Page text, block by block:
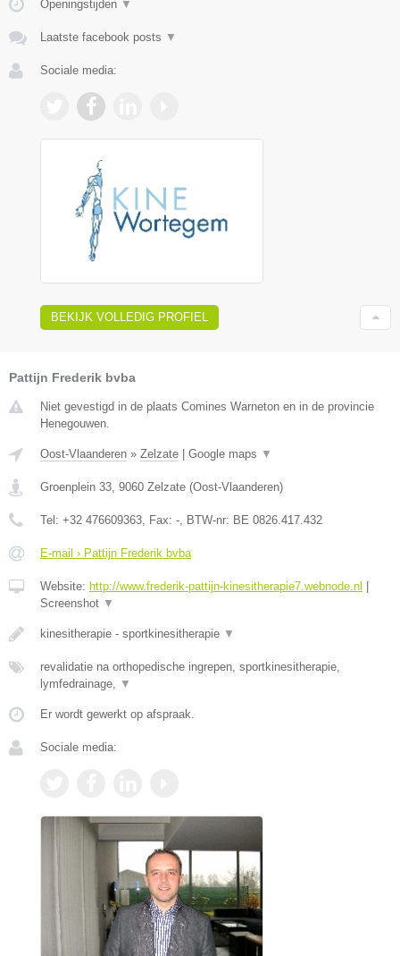
Openingstijden ▼
Laatste facebook posts ▼
Sociale media:
BEKIJK VOLLEDIG PROFIEL
Pattijn Frederik bvba
Niet gevestigd in de plaats Comines Warneton en in de provincie
Henegouwen.
Oost-Vlaanderen » Zelzate Google maps ▼
Groenplein 33 9060 Zelzate (Oost-Vlaanderen)
Tel: +32 476609363 , Fax: - , BTW-nr: BE 0826.417.432
E-mail › Pattijn Frederik bvba
Website: http://www.frederik-pattijn-kinesitherapie7.webnode.nl
Screenshot ▼
kinesitherapie - sportkinesitherapie ▼
revalidatie na orthopedische ingrepen, sportkinesitherapie,
lymfedrainage,
▼
Er wordt gewerkt op afspraak.
Sociale media: